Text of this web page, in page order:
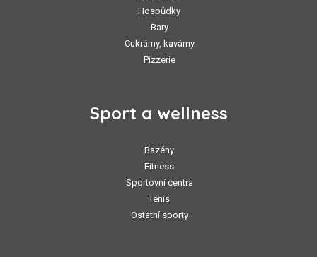
Hospůdky
Bary
Cukrárny, kavárny
Pizzerie
Sport a wellness
Bazény
Fitness
Sportovní centra
Tenis
Ostatní sporty